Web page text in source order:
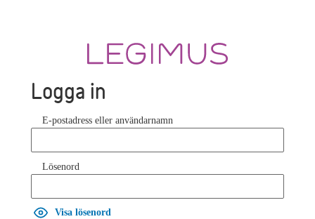
Logga in
E-postadress eller användarnamn
Lösenord
Visa lösenord